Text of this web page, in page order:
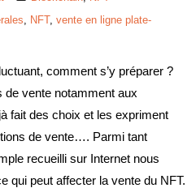
, NFT, vente en ligne plate-
comment s’y préparer ?
de vente notamment aux
fait des choix et les expriment
de vente…. Parmi tant
recueilli sur Internet nous
qui peut affecter la vente du NFT.